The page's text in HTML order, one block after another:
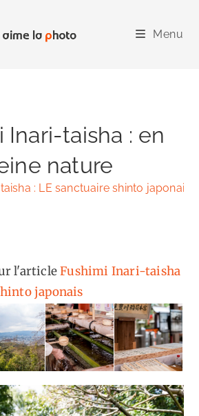
Menu
Inari-taisha : en
nature
: LE sanctuaire shinto japonais
l'articleFushimi Inari-taisha
japonais